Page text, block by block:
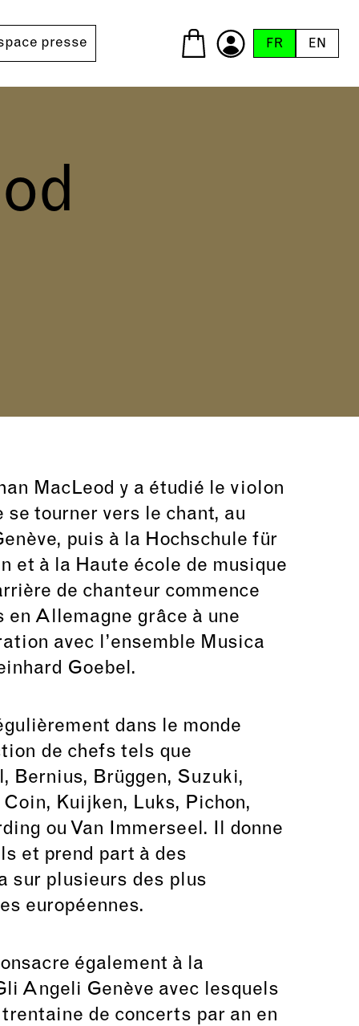
presse FR EN
MacLeod y a étudié le violon
se tourner vers le chant, au
puis à la Hochschule für
et à la Haute école de musique
de chanteur commence
en Allemagne grâce à une
avec l’ensemble Musica
Goebel.
dans le monde
de chefs tels que
Bernius, Brüggen, Suzuki,
Kuijken, Luks, Pichon,
ou Van Immerseel. Il donne
et prend part à des
sur plusieurs des plus
européennes.
également à la
Angeli Genève avec lesquels
de concerts par an en